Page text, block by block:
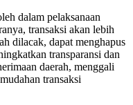
dalam pelaksanaan
transaksi akan lebih
dilacak, dapat menghapus
transparansi dan
daerah, menggali
transaksi